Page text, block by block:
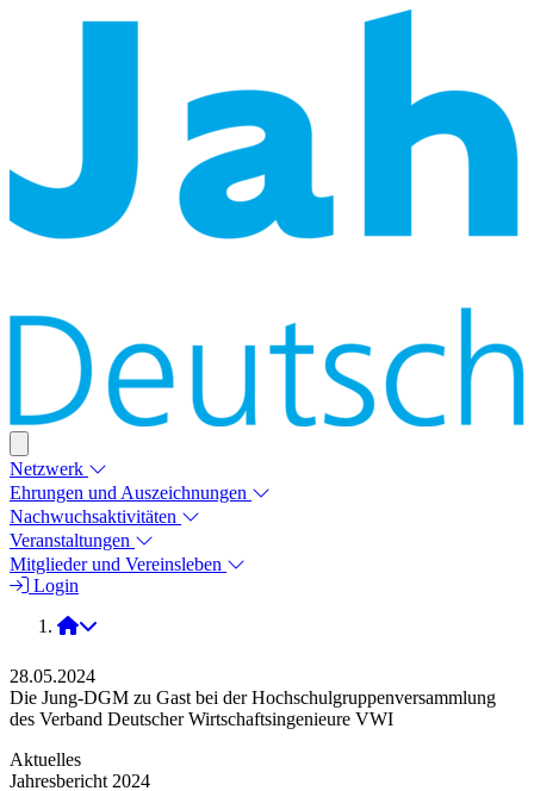
Netzwerk
Ehrungen und Auszeichnungen
Nachwuchsaktivitäten
Veranstaltungen
Mitglieder und Vereinsleben
Login
2024
28.05.2024
Die Jung-DGM zu Gast bei der Hochschulgruppenversammlung
des Verband Deutscher Wirtschaftsingenieure VWI
Aktuelles
Jahresbericht 2024